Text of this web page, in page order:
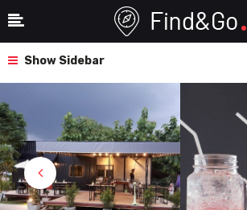
Show Sidebar